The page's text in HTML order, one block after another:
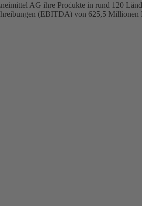
AG ihre Produkte in rund 120
(EBITDA) von 625,5